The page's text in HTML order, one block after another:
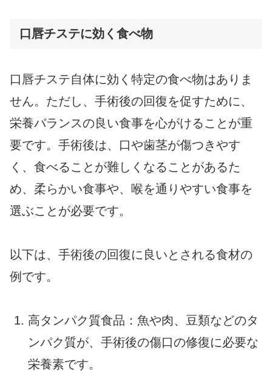
口唇チステに効く食べ物
口唇チステ自体に効く特定の食べ物はありま
せん。ただし、手術後の回復を促すために、
栄養バランスの良い食事を心がけることが重
要です。手術後は、口や歯茎が傷つきやす
く、食べることが難しくなることがあるた
め、柔らかい食事や、喉を通りやすい食事を
選ぶことが必要です。
以下は、手術後の回復に良いとされる食材の
例です。
高タンパク質食品：魚や肉、豆類などのタ
ンパク質が、手術後の傷口の修復に必要な
栄養素です。